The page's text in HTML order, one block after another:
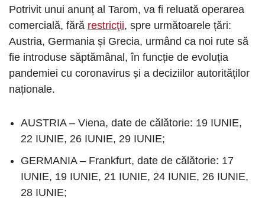
Potrivit unui anunț al Tarom, va fi reluată operarea
comercială, fără restricţii, spre următoarele țări:
Austria, Germania și Grecia, urmând ca noi rute să
fie introduse săptămânal, în funcție de evoluția
pandemiei cu coronavirus și a deciziilor autorităților
naționale.
AUSTRIA – Viena, date de călătorie: 19 IUNIE,
22 IUNIE, 26 IUNIE, 29 IUNIE;
GERMANIA – Frankfurt, date de călătorie: 17
IUNIE, 19 IUNIE, 21 IUNIE, 24 IUNIE, 26 IUNIE,
28 IUNIE;